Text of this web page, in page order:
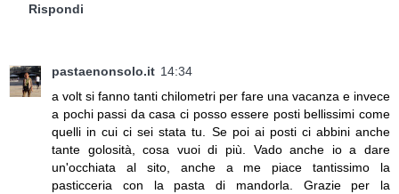
Rispondi
pastaenonsolo.it 14:34
a volt si fanno tanti chilometri per fare una vacanza e invece
a pochi passi da casa ci posso essere posti bellissimi come
quelli in cui ci sei stata tu. Se poi ai posti ci abbini anche
tante golosità, cosa vuoi di più. Vado anche io a dare
un'occhiata al sito, anche a me piace tantissimo la
pasticceria con la pasta di mandorla. Grazie per la